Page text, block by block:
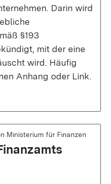
Darin wird
§193
mit der eine
wird. Häufig
Anhang oder Link.
Ministerium für Finanzen